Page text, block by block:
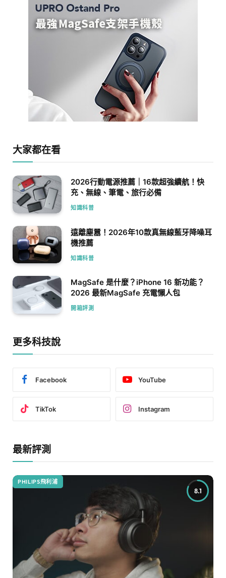
大家都在看
2026行動電源推薦｜16款超強續航！快
充、無線、筆電、旅行必備
知識科普
遠離塵囂！2026年10款真無線藍牙降噪耳
機推薦
知識科普
MagSafe 是什麼？iPhone 16 新功能？
2026 最新MagSafe 充電懶人包
開箱評測
更多科技說
Facebook YouTube
TikTok Instagram
最新評測
8.1
PHILIPS飛利浦